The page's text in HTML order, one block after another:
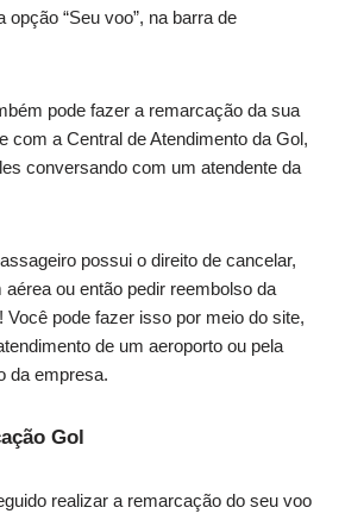
opção “Seu voo”, na barra de
pode fazer a remarcação da sua
com a Central de Atendimento da Gol,
conversando com um atendente da
possui o direito de cancelar,
ou então pedir reembolso da
pode fazer isso por meio do site,
de um aeroporto ou pela
da empresa.
Gol
realizar a remarcação do seu voo